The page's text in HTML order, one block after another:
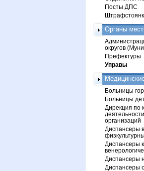
Посты ДПС
Органы
округов
Префектуры
Управы
Больницы
Больницы
Дирекция по
организаций
Диспансеры
Диспансеры
Диспансеры
Диспансеры